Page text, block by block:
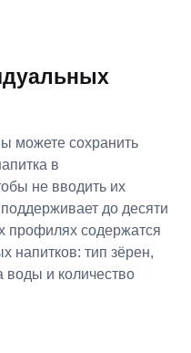
можете сохранить
в
не вводить их
до десяти
профилях содержатся
напитков: тип зёрен,
воды и количество